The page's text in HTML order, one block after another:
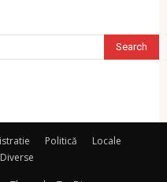
Search
Politică
Locale
Diverse